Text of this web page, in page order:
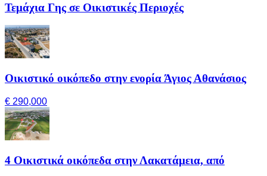
Τεμάχια Γης σε Οικιστικές Περιοχές
Οικιστικό οικόπεδο στην ενορία Άγιος Αθανάσιος
€ 290,000
4 Οικιστικά οικόπεδα στην Λακατάμεια, από